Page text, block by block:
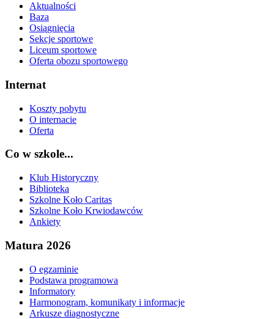
Aktualności
Baza
Osiągnięcia
Sekcje sportowe
Liceum sportowe
Oferta obozu sportowego
Internat
Koszty pobytu
O internacie
Oferta
Co w szkole...
Klub Historyczny
Biblioteka
Szkolne Koło Caritas
Szkolne Koło Krwiodawców
Ankiety
Matura 2026
O egzaminie
Podstawa programowa
Informatory
Harmonogram, komunikaty i informacje
Arkusze diagnostyczne